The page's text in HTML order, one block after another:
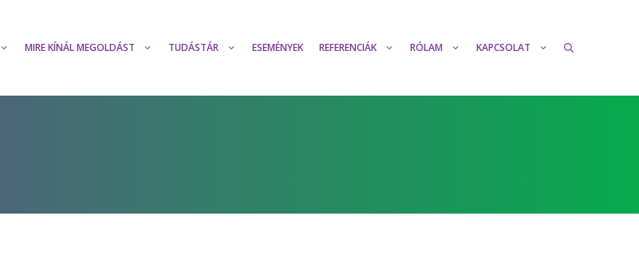
MIRE KÍNÁL MEGOLDÁST TUDÁSTÁR ESEMÉNYEK REFERENCIÁK RÓLAM KAPCSOLAT